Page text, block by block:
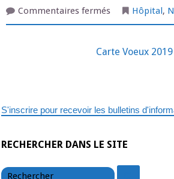
Commentaires ferméssur
de
Hôpital,
Carte Voeux 2019
S'inscrire pour recevoir les bulletins
RECHERCHER DANS LE SITE